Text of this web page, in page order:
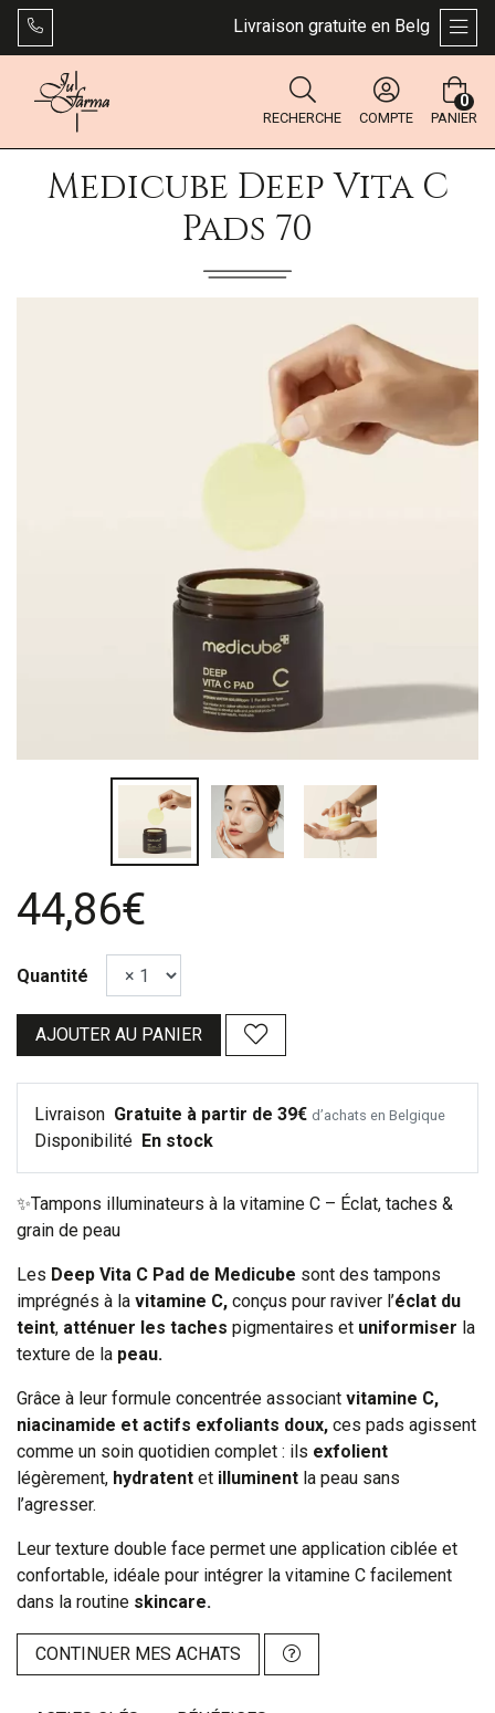
Livraison gratuite en Belgique
RECHERCHE COMPTE PANIER
0
Medicube Deep Vita C
Pads 70
44,86€
Quantité
AJOUTER AU PANIER
Livraison Gratuite à partir de 39€ d’achats en Belgique
Disponibilité En stock
✨Tampons illuminateurs à la vitamine C – Éclat, taches &
grain de peau
Les Deep Vita C Pad de Medicube sont des tampons
imprégnés à la vitamine C, conçus pour raviver l’éclat du
teint, atténuer les taches pigmentaires et uniformiser la
texture de la peau.
Grâce à leur formule concentrée associant vitamine C,
niacinamide et actifs exfoliants doux, ces pads agissent
comme un soin quotidien complet : ils exfolient
légèrement, hydratent et illuminent la peau sans
l’agresser.
Leur texture double face permet une application ciblée et
confortable, idéale pour intégrer la vitamine C facilement
dans la routine skincare.
CONTINUER MES ACHATS